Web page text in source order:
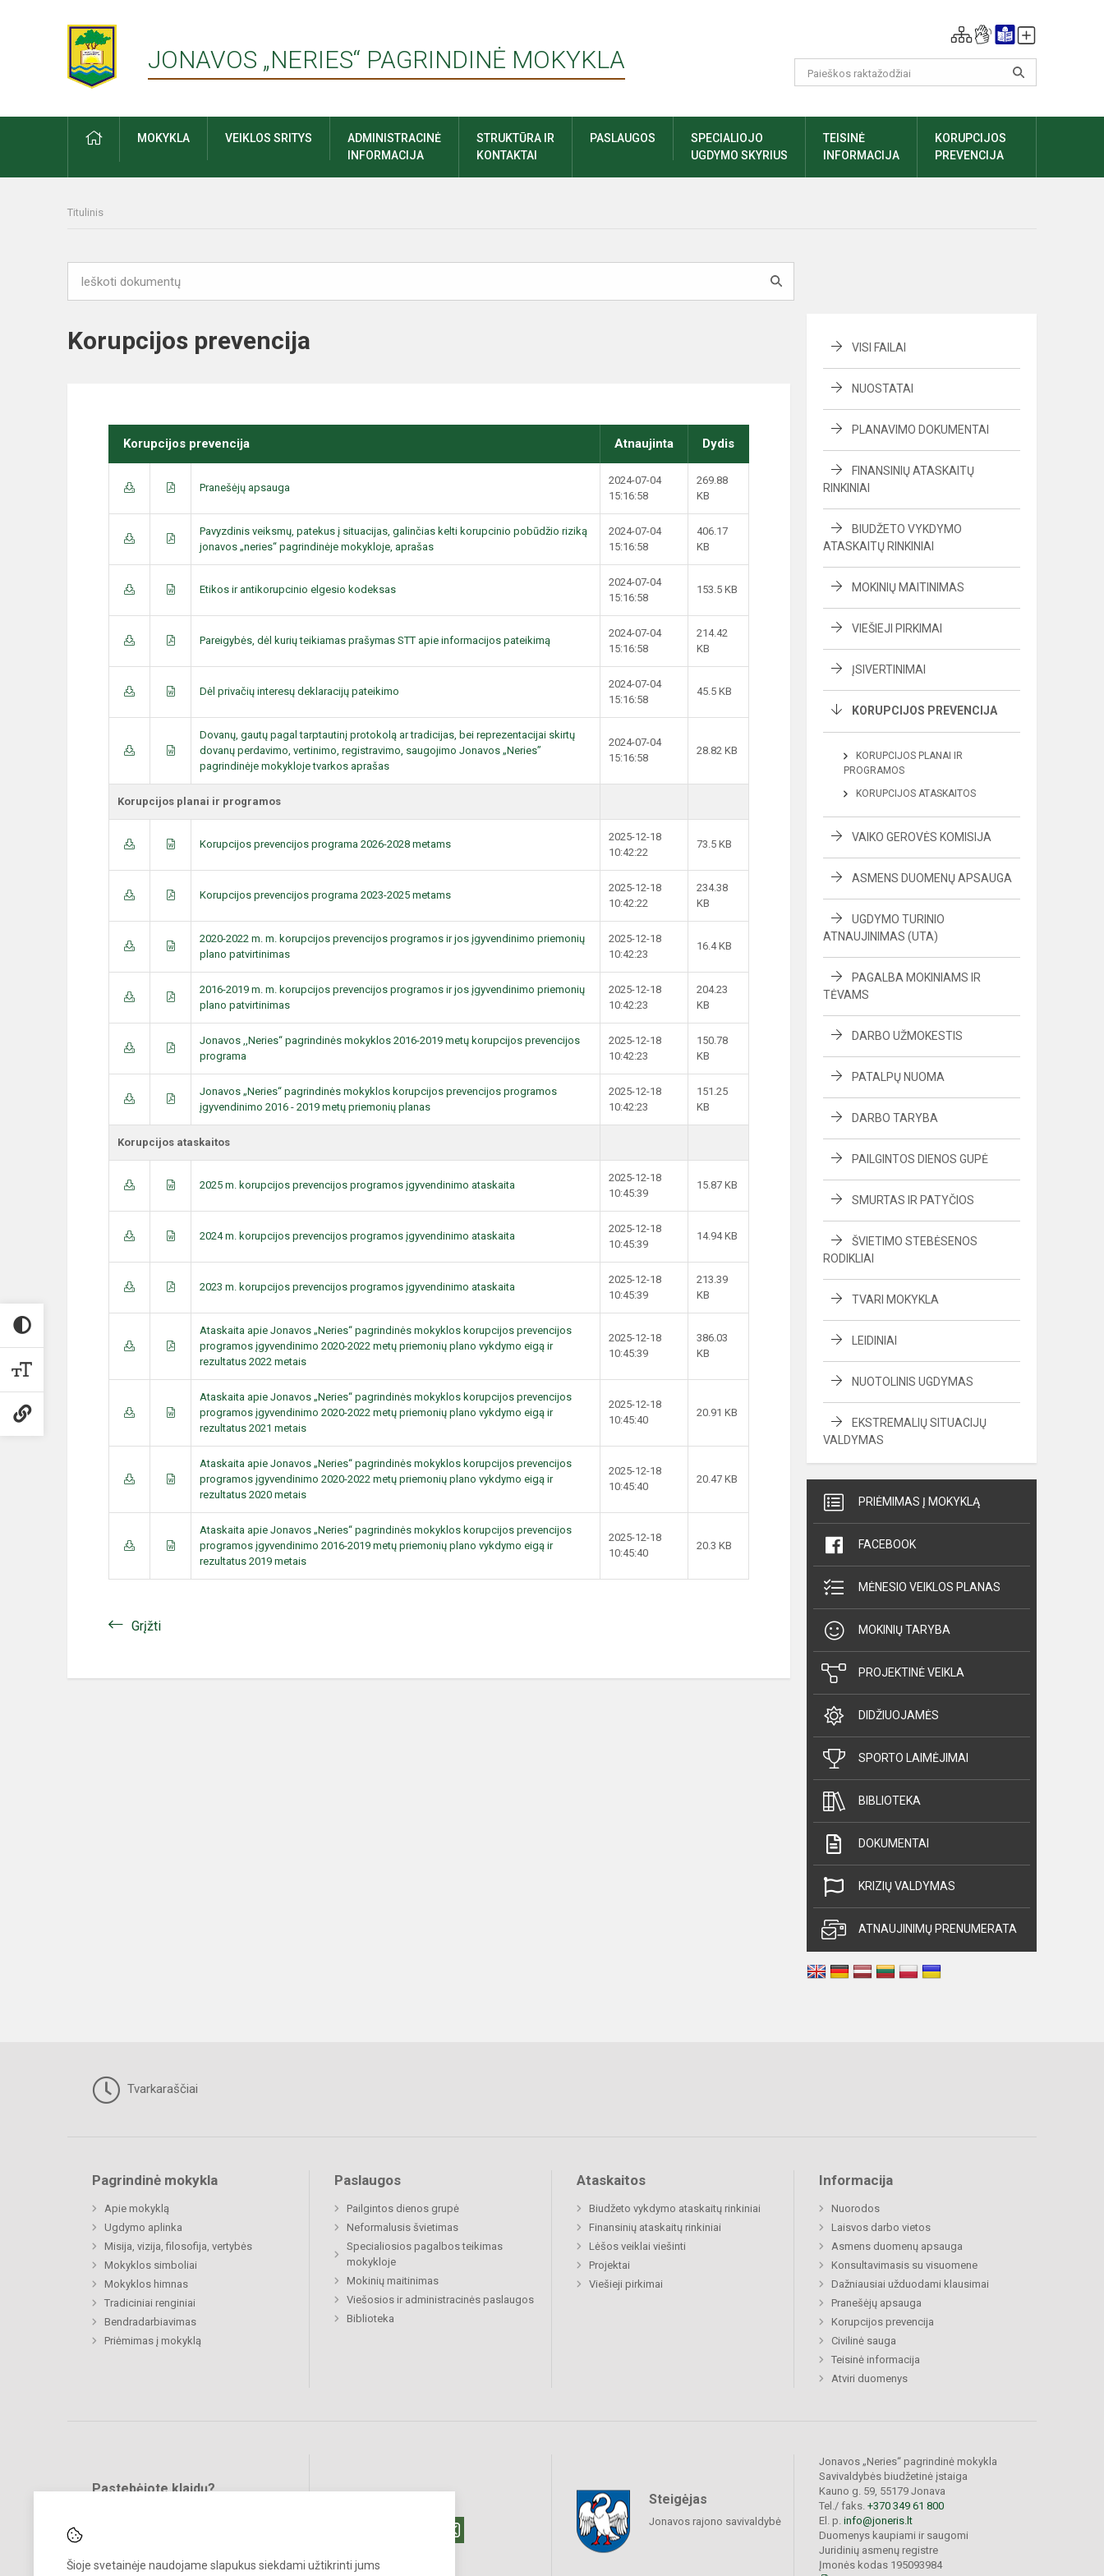
Šioje svetainėje naudojame slapukus siekdami užtikrinti jums
JONAVOS „NERIES“ PAGRINDINĖ MOKYKLA
PRADŽIAMOKYKLA VEIKLOS SRITYS
ADMINISTRACINĖ
INFORMACIJA
STRUKTŪRA IR
KONTAKTAI
PASLAUGOS
SPECIALIOJO
UGDYMO SKYRIUS
TEISINĖ
INFORMACIJA
KORUPCIJOS
PREVENCIJA
Titulinis
Korupcijos prevencija
Korupcijos prevencija Atnaujinta Dydis
Pranešėjų apsauga
2024-07-04
15:16:58
269.88
KB
Pavyzdinis veiksmų, patekus į situacijas, galinčias kelti korupcinio pobūdžio riziką
jonavos „neries“ pagrindinėje mokykloje, aprašas
2024-07-04
15:16:58
406.17
KB
Etikos ir antikorupcinio elgesio kodeksas
2024-07-04
15:16:58
153.5 KB
Pareigybės, dėl kurių teikiamas prašymas STT apie informacijos pateikimą
2024-07-04
15:16:58
214.42
KB
Dėl privačių interesų deklaracijų pateikimo
2024-07-04
15:16:58
45.5 KB
Dovanų, gautų pagal tarptautinį protokolą ar tradicijas, bei reprezentacijai skirtų
dovanų perdavimo, vertinimo, registravimo, saugojimo Jonavos „Neries”
pagrindinėje mokykloje tvarkos aprašas
2024-07-04
15:16:58
28.82 KB
Korupcijos planai ir programos
Korupcijos prevencijos programa 2026-2028 metams
2025-12-18
10:42:22
73.5 KB
Korupcijos prevencijos programa 2023-2025 metams
2025-12-18
10:42:22
234.38
KB
2020-2022 m. m. korupcijos prevencijos programos ir jos įgyvendinimo priemonių
plano patvirtinimas
2025-12-18
10:42:23
16.4 KB
2016-2019 m. m. korupcijos prevencijos programos ir jos įgyvendinimo priemonių
plano patvirtinimas
2025-12-18
10:42:23
204.23
KB
Jonavos ,,Neries“ pagrindinės mokyklos 2016-2019 metų korupcijos prevencijos
programa
2025-12-18
10:42:23
150.78
KB
Jonavos „Neries“ pagrindinės mokyklos korupcijos prevencijos programos
įgyvendinimo 2016 - 2019 metų priemonių planas
2025-12-18
10:42:23
151.25
KB
Korupcijos ataskaitos
2025 m. korupcijos prevencijos programos įgyvendinimo ataskaita
2025-12-18
10:45:39
15.87 KB
2024 m. korupcijos prevencijos programos įgyvendinimo ataskaita
2025-12-18
10:45:39
14.94 KB
2023 m. korupcijos prevencijos programos įgyvendinimo ataskaita
2025-12-18
10:45:39
213.39
KB
Ataskaita apie Jonavos „Neries“ pagrindinės mokyklos korupcijos prevencijos
programos įgyvendinimo 2020-2022 metų priemonių plano vykdymo eigą ir
rezultatus 2022 metais
2025-12-18
10:45:39
386.03
KB
Ataskaita apie Jonavos „Neries“ pagrindinės mokyklos korupcijos prevencijos
programos įgyvendinimo 2020-2022 metų priemonių plano vykdymo eigą ir
rezultatus 2021 metais
2025-12-18
10:45:40
20.91 KB
Ataskaita apie Jonavos „Neries“ pagrindinės mokyklos korupcijos prevencijos
programos įgyvendinimo 2020-2022 metų priemonių plano vykdymo eigą ir
rezultatus 2020 metais
2025-12-18
10:45:40
20.47 KB
Ataskaita apie Jonavos „Neries“ pagrindinės mokyklos korupcijos prevencijos
programos įgyvendinimo 2016-2019 metų priemonių plano vykdymo eigą ir
rezultatus 2019 metais
2025-12-18
10:45:40
20.3 KB
Grįžti
VISI FAILAI
NUOSTATAI
PLANAVIMO DOKUMENTAI
FINANSINIŲ ATASKAITŲ
RINKINIAI
BIUDŽETO VYKDYMO
ATASKAITŲ RINKINIAI
MOKINIŲ MAITINIMAS
VIEŠIEJI PIRKIMAI
ĮSIVERTINIMAI
KORUPCIJOS PREVENCIJA
KORUPCIJOS PLANAI IR
PROGRAMOS
KORUPCIJOS ATASKAITOS
VAIKO GEROVĖS KOMISIJA
ASMENS DUOMENŲ APSAUGA
UGDYMO TURINIO
ATNAUJINIMAS (UTA)
PAGALBA MOKINIAMS IR
TĖVAMS
DARBO UŽMOKESTIS
PATALPŲ NUOMA
DARBO TARYBA
PAILGINTOS DIENOS GUPĖ
SMURTAS IR PATYČIOS
ŠVIETIMO STEBĖSENOS
RODIKLIAI
TVARI MOKYKLA
LEIDINIAI
NUOTOLINIS UGDYMAS
EKSTREMALIŲ SITUACIJŲ
VALDYMAS
PRIĖMIMAS Į MOKYKLĄ
FACEBOOK
MĖNESIO VEIKLOS PLANAS
MOKINIŲ TARYBA
PROJEKTINĖ VEIKLA
DIDŽIUOJAMĖS
SPORTO LAIMĖJIMAI
BIBLIOTEKA
DOKUMENTAI
KRIZIŲ VALDYMAS
ATNAUJINIMŲ PRENUMERATA
Tvarkaraščiai
Pagrindinė mokykla
Apie mokyklą
Ugdymo aplinka
Misija, vizija, filosofija, vertybės
Mokyklos simboliai
Mokyklos himnas
Tradiciniai renginiai
Bendradarbiavimas
Priėmimas į mokyklą
Paslaugos
Pailgintos dienos grupė
Neformalusis švietimas
Specialiosios pagalbos teikimas
mokykloje
Mokinių maitinimas
Viešosios ir administracinės paslaugos
Biblioteka
Ataskaitos
Biudžeto vykdymo ataskaitų rinkiniai
Finansinių ataskaitų rinkiniai
Lėšos veiklai viešinti
Projektai
Viešieji pirkimai
Informacija
Nuorodos
Laisvos darbo vietos
Asmens duomenų apsauga
Konsultavimasis su visuomene
Dažniausiai užduodami klausimai
Pranešėjų apsauga
Korupcijos prevencija
Civilinė sauga
Teisinė informacija
Atviri duomenys
Pastebėjote klaidų?
Steigėjas
Jonavos rajono savivaldybė
Jonavos „Neries“ pagrindinė mokykla
Savivaldybės biudžetinė įstaiga
Kauno g. 59, 55179 Jonava
Tel./ faks. +370 349 61 800
El. p. info@joneris.lt
Duomenys kaupiami ir saugomi
Juridinių asmenų registre
Įmonės kodas 195093984